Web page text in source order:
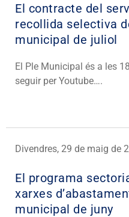
El contracte del
recollida selectiva
municipal de juliol
El Ple Municipal és a les
seguir per Youtube….
Divendres, 29 de maig de
El programa
xarxes
municipal de juny​